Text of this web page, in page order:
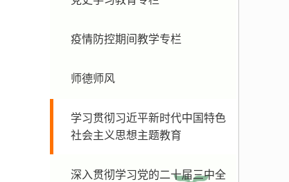
疫情防控期间教学专栏
师德师风
学习贯彻习近平新时代中国特色
社会主义思想主题教育
深入贯彻学习党的二十届三中全